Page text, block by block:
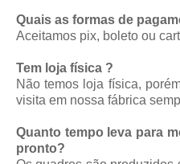
Quais as formas de
Aceitamos pix, boleto ou
Tem loja física ?
Não temos loja física,
visita em nossa fábrica
Quanto tempo leva para
pronto?